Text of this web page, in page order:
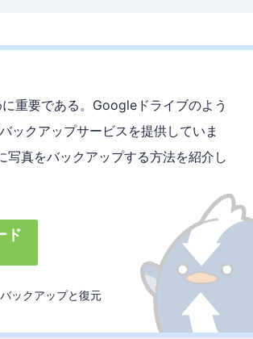
重要である。Googleドライブのよう
ックアップサービスを提供していま
真をバックアップする方法を紹介し
ド
バックアップと復元